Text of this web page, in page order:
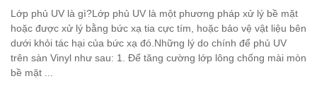
Lớp phủ UV là gì?Lớp phủ UV là một phương pháp xử lý bề mặt
hoặc được xử lý bằng bức xạ tia cực tím, hoặc bảo vệ vật liệu bên
dưới khỏi tác hại của bức xạ đó.Những lý do chính để phủ UV
trên sàn Vinyl như sau: 1. Để tăng cường lớp lông chống mài mòn
bề mặt ...